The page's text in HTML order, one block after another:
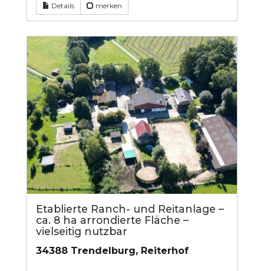
Details merken
Etablierte Ranch- und Reitanlage –
ca. 8 ha arrondierte Fläche –
vielseitig nutzbar
34388 Trendelburg, Reiterhof